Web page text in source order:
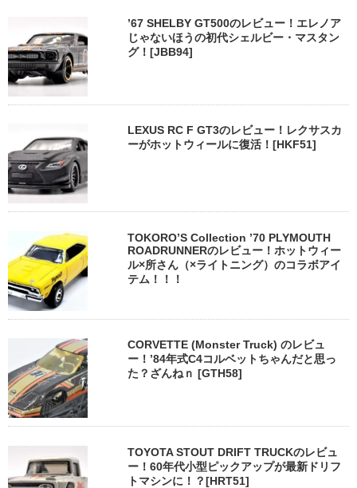
’67 SHELBY GT500のレビュー！エレノア
じゃないほうの初代シェルビー・マスタン
グ！[JBB94]
LEXUS RC F GT3のレビュー！レクサスカ
ーがホットウィールに復活！[HKF51]
TOKORO’S Collection ’70 PLYMOUTH
ROADRUNNERのレビュー！ホットウィー
ル×所さん（×ライトニング）のコラボアイ
テム！！！
CORVETTE (Monster Truck) のレビュ
ー！’84年式C4コルベットちゃんだと思っ
た？ざんねｎ [GTH58]
TOYOTA STOUT DRIFT TRUCKのレビュ
ー！60年代小型ピックアップが最新ドリフ
トマシンに！？[HRT51]